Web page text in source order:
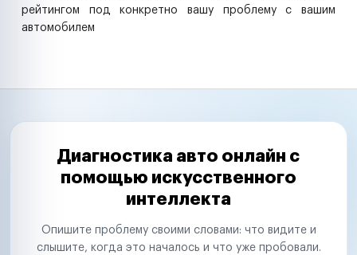
рейтингом под конкретно вашу проблему с вашим
автомобилем
Диагностика авто онлайн с
помощью искусственного
интеллекта
Опишите проблему своими словами: что видите и
слышите, когда это началось и что уже пробовали.